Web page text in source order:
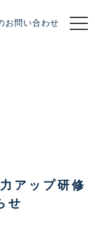
t
i
アップ研修
せ